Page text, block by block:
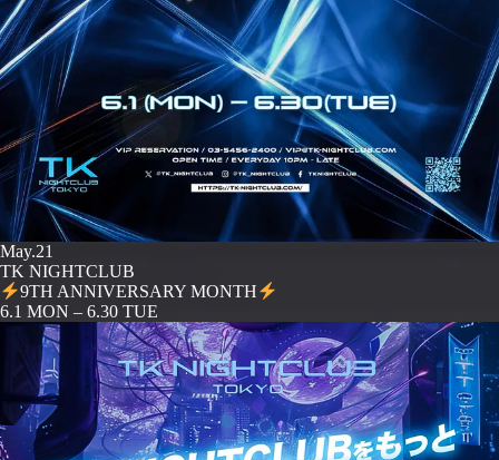
May.21
TK NIGHTCLUB
9TH ANNIVERSARY MONTH
️6.1 MON – 6.30 TUE